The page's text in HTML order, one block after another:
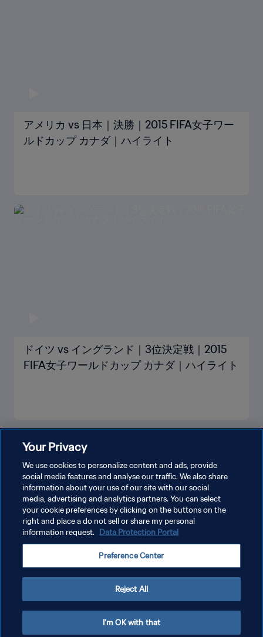
アメリカ vs 日本｜決勝｜2015 FIFA女子ワー
ルドカップ カナダ｜ハイライト
ドイツ vs イングランド｜3位決定戦｜2015
FIFA女子ワールドカップ カナダ｜ハイライト
プライバシーポリシー
クッキー設定の管理
Copyright © 1994 - 2026 FIFA. All rights reserved.
Your Privacy
We use cookies to personalize content and ads, provide
social media features and analyse our traffic. We also share
information about your use of our site with our social
media, advertising and analytics partners. You can select
your cookie preferences by clicking on the buttons on the
right and place a do not sell or share my personal
information request. Data Protection Portal
Preference Center
Reject All
I'm OK with that